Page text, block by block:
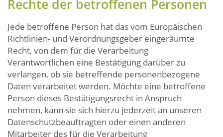
Rechte der betroffenen Personen
Jede betroffene Person hat das vom Europäischen
Richtlinien- und Verordnungsgeber eingeräumte
Recht, von dem für die Verarbeitung
Verantwortlichen eine Bestätigung darüber zu
verlangen, ob sie betreffende personenbezogene
Daten verarbeitet werden. Möchte eine betroffene
Person dieses Bestätigungsrecht in Anspruch
nehmen, kann sie sich hierzu jederzeit an unseren
Datenschutzbeauftragten oder einen anderen
Mitarbeiter des für die Verarbeitung